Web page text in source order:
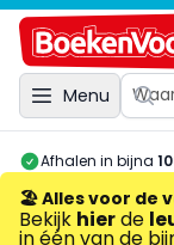
Menu
Afhalen in bijna
🏖️ Alles voor de
Bekijk hierde
in één van de